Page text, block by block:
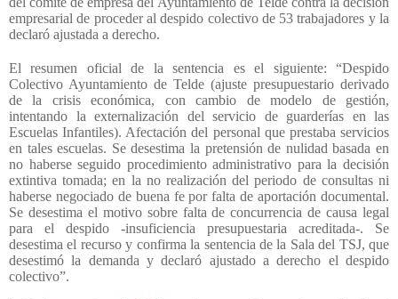
empresarial de proceder al despido colectivo de 53 trabajadores y la
declaró ajustada a derecho.
El resumen oficial de la sentencia es el siguiente: “Despido
Colectivo Ayuntamiento de Telde (ajuste presupuestario derivado
de la crisis económica, con cambio de modelo de gestión,
intentando la externalización del servicio de guarderías en las
Escuelas Infantiles). Afectación del personal que prestaba servicios
en tales escuelas. Se desestima la pretensión de nulidad basada en
no haberse seguido procedimiento administrativo para la decisión
extintiva tomada; en la no realización del periodo de consultas ni
haberse negociado de buena fe por falta de aportación documental.
Se desestima el motivo sobre falta de concurrencia de causa legal
para el despido -insuficiencia presupuestaria acreditada-. Se
desestima el recurso y confirma la sentencia de la Sala del TSJ, que
desestimó la demanda y declaró ajustado a derecho el despido
colectivo”.